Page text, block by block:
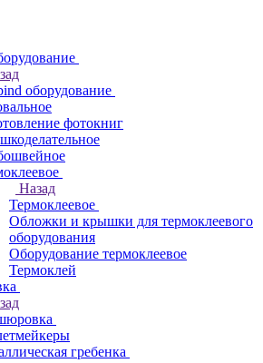
оборудование
фотокниг
Назад
Термоклеевое
Обложки и крышки для термоклеевого
оборудования
Оборудование термоклеевое
Термоклей
гребенка